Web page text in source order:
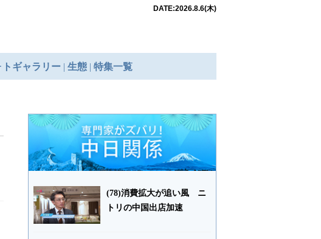
(78)消費拡大が追い風 ニ
トリの中国出店加速